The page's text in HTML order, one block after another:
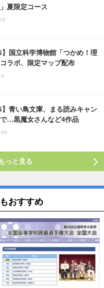
夏限定コース
】国立科学博物館「つかめ！理
ラボ、限定マップ配布
】青い鳥文庫、まる読みキャン
…黒魔女さんなど4作品
っと見る
おすすめ